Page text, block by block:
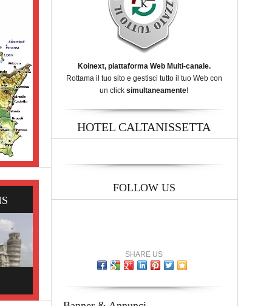
Koinext, piattaforma Web Multi-canale.
Rottama il tuo sito e gestisci tutto il tuo Web con
un click simultaneamente!
HOTEL CALTANISSETTA
FOLLOW US
SHARE US